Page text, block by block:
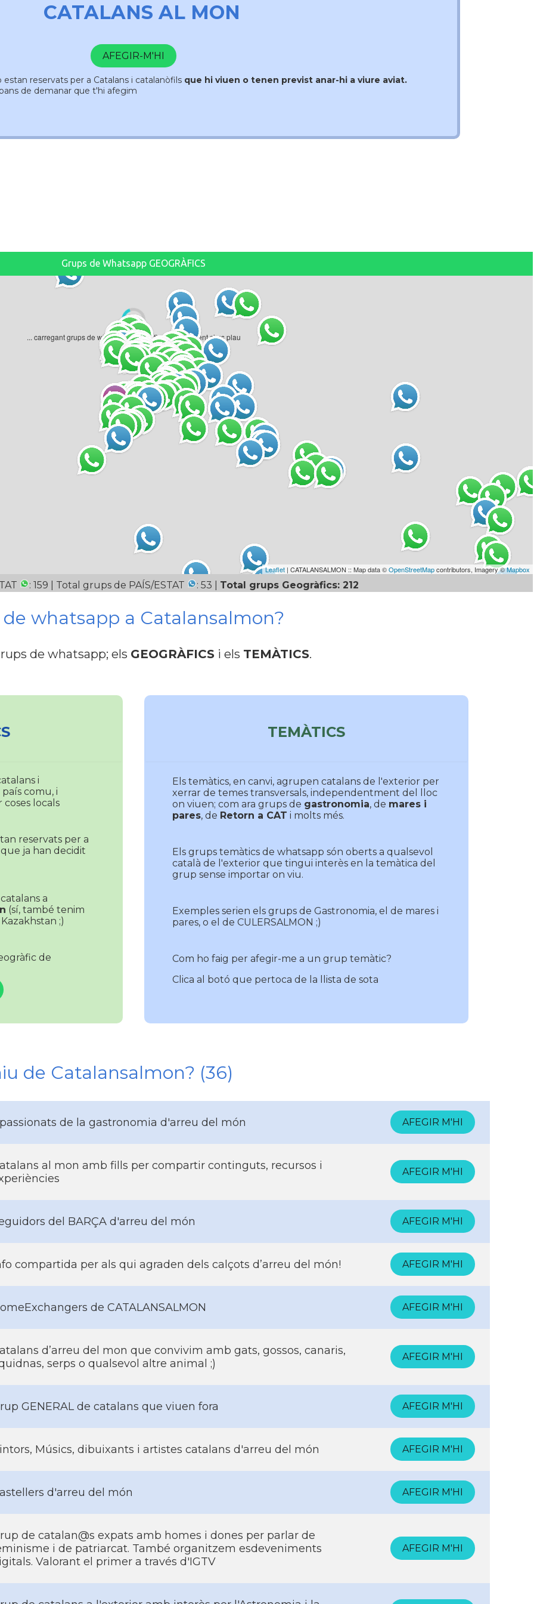
CATALANS AL MON
AFEGIR-M'HI
reservats per a Catalans i catalanòfils que hi viuen o tenen previst anar-hi a viure aviat.
de demanar que t'hi afegim
Grups de Whatsapp GEOGRÀFICS
... carregant grups de whatsapp geogràfics... un moment si us plau
Leaflet | CATALANSALMON :: Map data ©OpenStreetMapcontributors, Imagery ©Mapbox
: 159 | Total grups de PAÍS/ESTAT : 53 | Total grups Geogràfics: 212
whatsapp a Catalansalmon?
de whatsapp; els GEOGRÀFICS i els TEMÀTICS.
i
comu, i
locals
reservats per a
ja han decidit
catalans a
(sí, també tenim
;)
de
TEMÀTICS
Els temàtics, en canvi, agrupen catalans de l'exterior per
xerrar de temes transversals, independentment del lloc
on viuen; com ara grups de gastronomia, de mares i
pares, de Retorn a CAT i molts més.
Els grups temàtics de whatsapp són oberts a qualsevol
català de l'exterior que tingui interès en la temàtica del
grup sense importar on viu.
Exemples serien els grups de Gastronomia, el de mares i
pares, o el de CULERSALMON ;)
Com ho faig per afegir-me a un grup temàtic?
Clica al botó que pertoca de la llista de sota
de Catalansalmon? (36)
de la gastronomia d'arreu del món AFEGIR M'HI
al mon amb fills per compartir continguts, recursos i
AFEGIR M'HI
del BARÇA d'arreu del món AFEGIR M'HI
compartida per als qui agraden dels calçots d’arreu del món! AFEGIR M'HI
de CATALANSALMON AFEGIR M'HI
d’arreu del mon que convivim amb gats, gossos, canaris,
serps o qualsevol altre animal ;)
AFEGIR M'HI
GENERAL de catalans que viuen fora AFEGIR M'HI
Músics, dibuixants i artistes catalans d'arreu del món AFEGIR M'HI
d'arreu del món AFEGIR M'HI
de catalan@s expats amb homes i dones per parlar de
i de patriarcat. També organitzem esdeveniments
Valorant el primer a través d'IGTV
AFEGIR M'HI